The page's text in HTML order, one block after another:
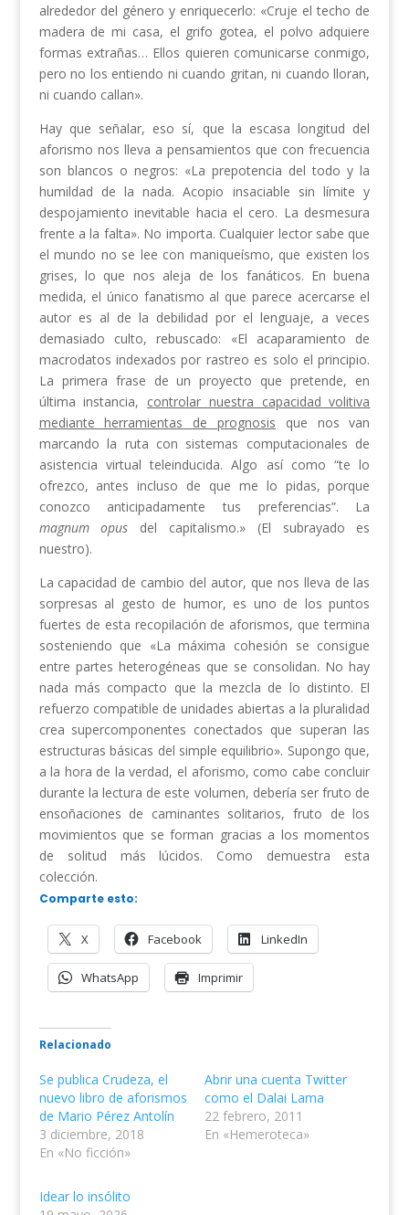
alrededor del género y enriquecerlo: «Cruje el techo de
madera de mi casa, el grifo gotea, el polvo adquiere
formas extrañas… Ellos quieren comunicarse conmigo,
pero no los entiendo ni cuando gritan, ni cuando lloran,
ni cuando callan».
Hay que señalar, eso sí, que la escasa longitud del
aforismo nos lleva a pensamientos que con frecuencia
son blancos o negros: «La prepotencia del todo y la
humildad de la nada. Acopio insaciable sin límite y
despojamiento inevitable hacia el cero. La desmesura
frente a la falta». No importa. Cualquier lector sabe que
el mundo no se lee con maniqueísmo, que existen los
grises, lo que nos aleja de los fanáticos. En buena
medida, el único fanatismo al que parece acercarse el
autor es al de la debilidad por el lenguaje, a veces
demasiado culto, rebuscado: «El acaparamiento de
macrodatos indexados por rastreo es solo el principio.
La primera frase de un proyecto que pretende, en
última instancia, controlar nuestra capacidad volitiva
mediante herramientas de prognosis que nos van
marcando la ruta con sistemas computacionales de
asistencia virtual teleinducida. Algo así como “te lo
ofrezco, antes incluso de que me lo pidas, porque
conozco anticipadamente tus preferencias”. La
magnum opus del capitalismo.» (El subrayado es
nuestro).
La capacidad de cambio del autor, que nos lleva de las
sorpresas al gesto de humor, es uno de los puntos
fuertes de esta recopilación de aforismos, que termina
sosteniendo que «La máxima cohesión se consigue
entre partes heterogéneas que se consolidan. No hay
nada más compacto que la mezcla de lo distinto. El
refuerzo compatible de unidades abiertas a la pluralidad
crea supercomponentes conectados que superan las
estructuras básicas del simple equilibrio». Supongo que,
a la hora de la verdad, el aforismo, como cabe concluir
durante la lectura de este volumen, debería ser fruto de
ensoñaciones de caminantes solitarios, fruto de los
movimientos que se forman gracias a los momentos
de solitud más lúcidos. Como demuestra esta
colección.
Comparte esto:
X Facebook LinkedIn
WhatsApp Imprimir
Relacionado
Se publica Crudeza, el
nuevo libro de aforismos
de Mario Pérez Antolín
3 diciembre, 2018
En «No ficción»
Abrir una cuenta Twitter
como el Dalai Lama
22 febrero, 2011
En «Hemeroteca»
Idear lo insólito